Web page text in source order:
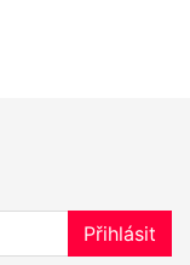
Přihlásit